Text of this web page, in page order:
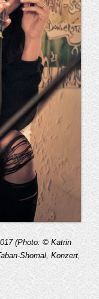
(Photo: © Katrin
Shomal, Konzert,